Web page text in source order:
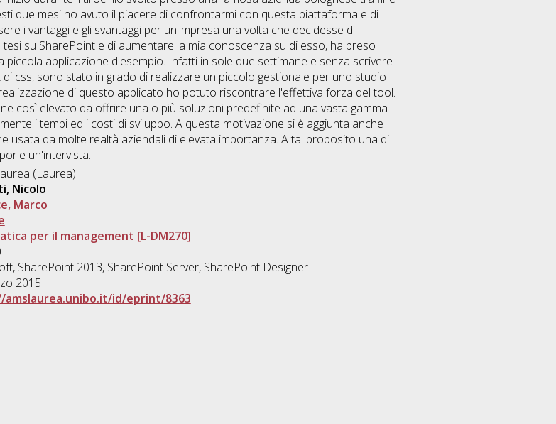
due mesi ho avuto il piacere di confrontarmi con questa piattaforma e di
i vantaggi e gli svantaggi per un'impresa una volta che decidesse di
su SharePoint e di aumentare la mia conoscenza su di esso, ha preso
applicazione d'esempio. Infatti in sole due settimane e senza scrivere
css, sono stato in grado di realizzare un piccolo gestionale per uno studio
di questo applicato ho potuto riscontrare l'effettiva forza del tool.
così elevato da offrire una o più soluzioni predefinite ad una vasta gamma
i tempi ed i costi di sviluppo. A questa motivazione si è aggiunta anche
usata da molte realtà aziendali di elevata importanza. A tal proposito una di
un'intervista.
(Laurea)
Nicolo
Marco
per il management [L-DM270]
SharePoint 2013, SharePoint Server, SharePoint Designer
2015
id/eprint/8363